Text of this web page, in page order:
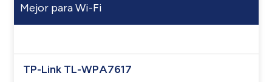
Mejor para Wi-Fi
TP-Link TL-WPA7617